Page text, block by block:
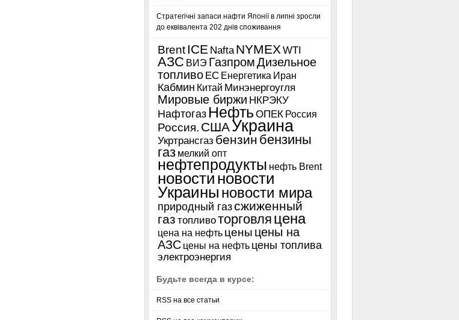
Стратегічні запаси нафти Японії в липні зросли
до еквівалента 202 днів споживання
Brent ICE Nafta NYMEXWTI
АЗС ВИЭ ГазпромДизельное
топливо ЕС Енергетика Иран
Кабмин Китай Минэнергоугля
Мировые биржи НКРЭКУ
Нафтогаз Нефть ОПЕК Россия
Россия. СШАУкраина
Укртрансгаз бензин бензины
газ мелкий опт
нефтепродукты нефть Brent
новости новости
Украины новости мира
природный газсжиженный
газ топливоторговля цена
цена на нефть цены цены на
АЗС цены на нефть цены топлива
электроэнергия
Будьте всегда в курсе:
RSS на все статьи